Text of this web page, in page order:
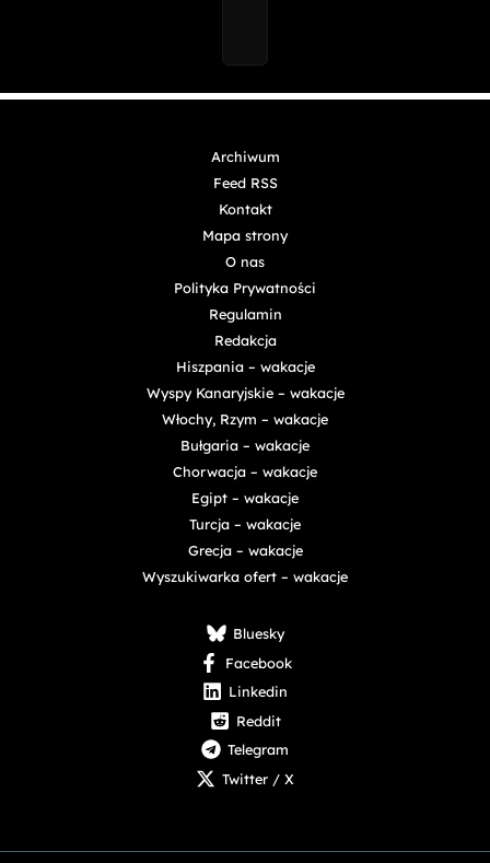
Archiwum
Feed RSS
Kontakt
Mapa strony
O nas
Polityka Prywatności
Regulamin
Redakcja
Hiszpania – wakacje
Wyspy Kanaryjskie – wakacje
Włochy, Rzym – wakacje
Bułgaria – wakacje
Chorwacja – wakacje
Egipt – wakacje
Turcja – wakacje
Grecja – wakacje
Wyszukiwarka ofert – wakacje
Bluesky
Facebook
Linkedin
Reddit
Telegram
Twitter / X